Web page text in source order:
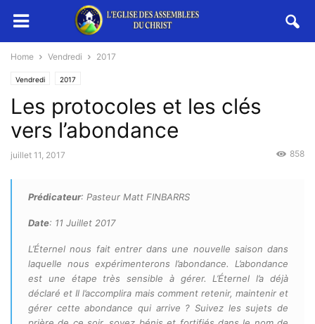
Home Vendredi 2017
Vendredi 2017
Les protocoles et les clés
vers l’abondance
juillet 11, 2017 858
Prédicateur: Pasteur Matt FINBARRS
Date: 11 Juillet 2017
L’Éternel nous fait entrer dans une nouvelle saison dans
laquelle nous expérimenterons l’abondance. L’abondance
est une étape très sensible à gérer. L’Éternel l’a déjà
déclaré et Il l’accomplira mais comment retenir, maintenir et
gérer cette abondance qui arrive ? Suivez les sujets de